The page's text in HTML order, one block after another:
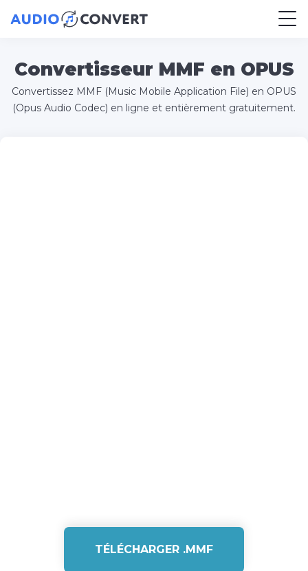
Convertisseur MMF en OPUS
Convertissez MMF (Music Mobile Application File) en OPUS
(Opus Audio Codec) en ligne et entièrement gratuitement.
TÉLÉCHARGER .MMF